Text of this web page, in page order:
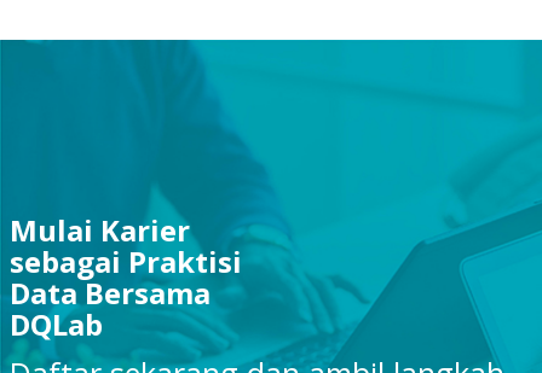
Mulai Karier
sebagai Praktisi
Data Bersama
DQLab